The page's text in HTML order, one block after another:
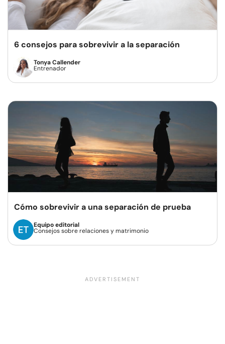
6 consejos para sobrevivir a la separación
Tonya Callender
Entrenador
Cómo sobrevivir a una separación de prueba
Equipo editorial
Consejos sobre relaciones y matrimonio